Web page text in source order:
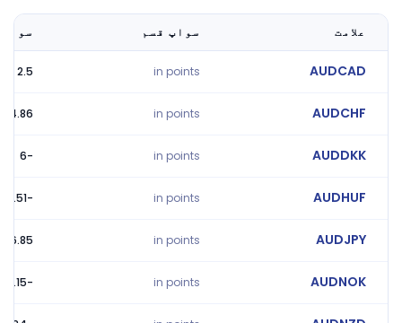
علامت سواپ قسم سواپ
AUDCAD
in points
2.5
AUDCHF
in points
4.86
AUDDKK
in points
-6
AUDHUF
in points
-21.51
AUDJPY
in points
6.85
AUDNOK
in points
-2.15